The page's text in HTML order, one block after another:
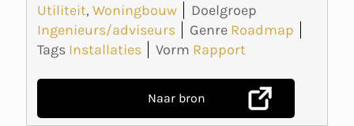
Utiliteit, Woningbouw
Doelgroep
Ingenieurs/adviseurs
Genre Roadmap
Tags Installaties Vorm Rapport
Naar bron